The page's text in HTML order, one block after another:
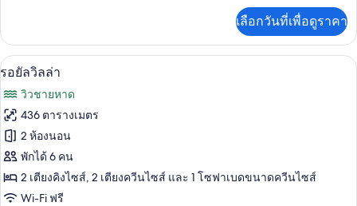
ตัว,
เหนือ
ระดับ
น้ำ
เกี่ยว
กับ
วิลล่า,
ว่าย
น้ำ
ส่วน
ตัว,
เหนือ
ระดับ
น้ำ
เลือกวันที่เพื่อดูราคา
เปิด
ภาพถ่าย
ทั้งหมด
ของ
รอยัล
วิลล่า
รอยัลวิลล่า | เครื่องนอนระดับพรีเมีย
15
รอยัลวิลล่า
วิวชายหาด
436 ตารางเมตร
2 ห้องนอน
พักได้ 6 คน
2 เตียงคิงไซส์, 2 เตียงควีนไซส์ และ 1 โซฟาเบดขนาดควีนไซส์
Wi-Fi ฟรี